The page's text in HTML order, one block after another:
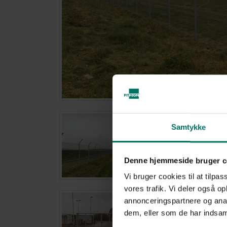
Samtykke
Denne hjemmeside bruger
Vi bruger cookies til at
vores trafik. Vi deler også
annonceringspartnere og
dem, eller som de har